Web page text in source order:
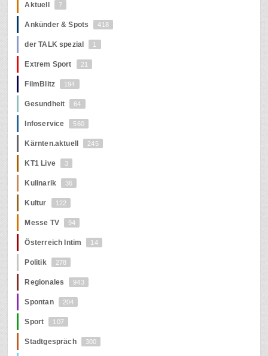
Aktuell 7
Ankünder & Spots 418
der TALK spezial 1
Extrem Sport 21
FilmBlitz 194
Gesundheit 64
Infoservice 560
Kärnten.aktuell 245
KT1 Live 3
Kulinarik 36
Kultur 122
Messe TV 94
Österreich Intim 14
Politik 278
Regionales 943
Spontan 204
Sport 107
Stadtgespräch 300